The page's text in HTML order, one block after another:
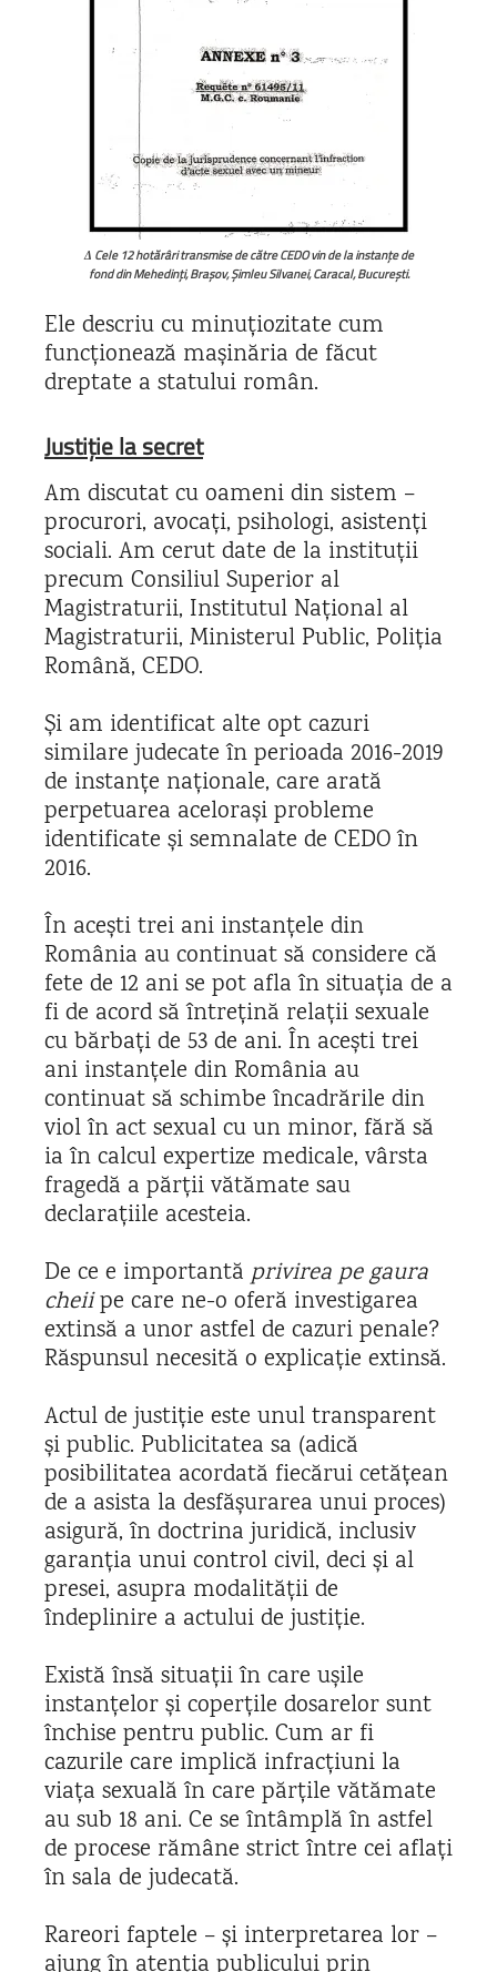
Δ Cele 12 hotărâri transmise de către CEDO vin de la instanțe de
fond din Mehedinți, Brașov, Șimleu Silvanei, Caracal, București.
Ele descriu cu minuțiozitate cum
funcționează mașinăria de făcut
dreptate a statului român.
Justiție la secret
Am discutat cu oameni din sistem –
procurori, avocați, psihologi, asistenți
sociali. Am cerut date de la instituții
precum Consiliul Superior al
Magistraturii, Institutul Național al
Magistraturii, Ministerul Public, Poliția
Română, CEDO.
Și am identificat alte opt cazuri
similare judecate în perioada 2016-2019
de instanțe naționale, care arată
perpetuarea acelorași probleme
identificate și semnalate de CEDO în
2016.
În acești trei ani instanțele din
România au continuat să considere că
fete de 12 ani se pot afla în situația de a
fi de acord să întrețină relații sexuale
cu bărbați de 53 de ani. În acești trei
ani instanțele din România au
continuat să schimbe încadrările din
viol în act sexual cu un minor, fără să
ia în calcul expertize medicale, vârsta
fragedă a părții vătămate sau
declarațiile acesteia.
De ce e importantăprivirea pe gaura
cheiipe care ne-o oferă investigarea
extinsă a unor astfel de cazuri penale?
Răspunsul necesită o explicație extinsă.
Actul de justiție este unul transparent
și public. Publicitatea sa (adică
posibilitatea acordată fiecărui cetățean
de a asista la desfășurarea unui proces)
asigură, în doctrina juridică, inclusiv
garanția unui control civil, deci și al
presei, asupra modalității de
îndeplinire a actului de justiție.
Există însă situații în care ușile
instanțelor și coperțile dosarelor sunt
închise pentru public. Cum ar fi
cazurile care implică infracțiuni la
viața sexuală în care părțile vătămate
au sub 18 ani. Ce se întâmplă în astfel
de procese rămâne strict între cei aflați
în sala de judecată.
Rareori faptele – și interpretarea lor –